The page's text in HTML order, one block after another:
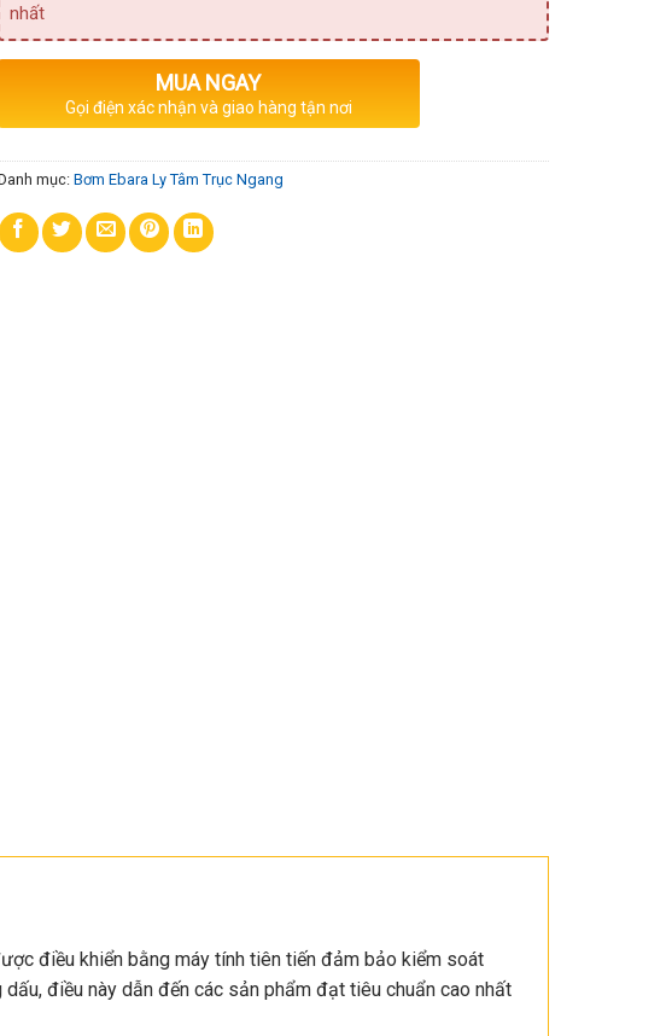
nhất
MUA NGAY
Gọi điện xác nhận và giao hàng tận nơi
mục:Bơm Ebara Ly Tâm Trục Ngang
điều khiển bằng máy tính tiên tiến đảm bảo kiểm soát
điều này dẫn đến các sản phẩm đạt tiêu chuẩn cao nhất